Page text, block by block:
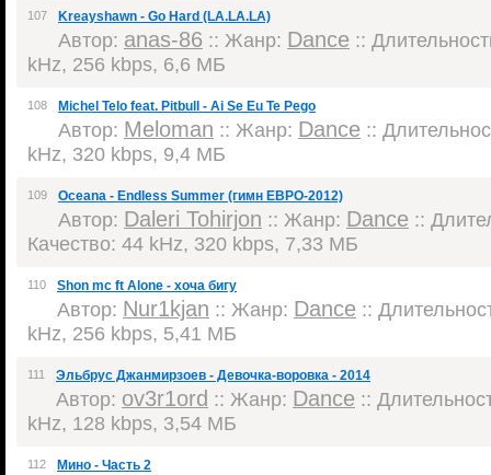
107 Kreayshawn - Go Hard (LA.LA.LA)
Автор: anas-86 :: Жанр: Dance ::
kHz, 256 kbps, 6,6 МБ
108 Michel Telo feat. Pitbull - Ai Se Eu Te Pego
Автор: Meloman :: Жанр: Dance ::
kHz, 320 kbps, 9,4 МБ
109 Oceana - Endless Summer (гимн ЕВРО-2012)
Автор: Daleri Tohirjon :: Жанр: Dance ::
Качество: 44 kHz, 320 kbps, 7,33 МБ
110 Shon mc ft Alone - хоча бигу
Автор: Nur1kjan :: Жанр: Dance ::
kHz, 256 kbps, 5,41 МБ
111 Эльбрус Джанмирзоев - Девочка-воровка - 2014
Автор: ov3r1ord :: Жанр: Dance ::
kHz, 128 kbps, 3,54 МБ
112 Мино - Часть 2